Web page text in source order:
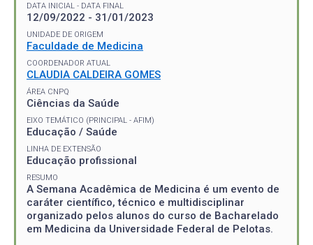
DATA INICIAL - DATA FINAL
12/09/2022 - 31/01/2023
UNIDADE DE ORIGEM
Faculdade de Medicina
COORDENADOR ATUAL
CLAUDIA CALDEIRA GOMES
ÁREA CNPQ
Ciências da Saúde
EIXO TEMÁTICO (PRINCIPAL - AFIM)
Educação / Saúde
LINHA DE EXTENSÃO
Educação profissional
RESUMO
A Semana Acadêmica de Medicina é um evento de
caráter científico, técnico e multidisciplinar
organizado pelos alunos do curso de Bacharelado
em Medicina da Universidade Federal de Pelotas.